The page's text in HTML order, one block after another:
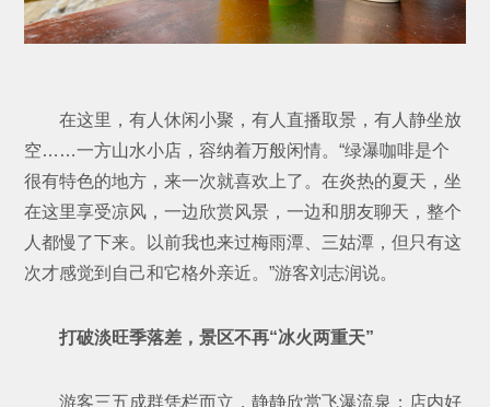
在这里，有人休闲小聚，有人直播取景，有人静坐放
空……一方山水小店，容纳着万般闲情。“绿瀑咖啡是个
很有特色的地方，来一次就喜欢上了。在炎热的夏天，坐
在这里享受凉风，一边欣赏风景，一边和朋友聊天，整个
人都慢了下来。以前我也来过梅雨潭、三姑潭，但只有这
次才感觉到自己和它格外亲近。”游客刘志润说。
打破淡旺季落差，景区不再“冰火两重天”
游客三五成群凭栏而立，静静欣赏飞瀑流泉；店内好